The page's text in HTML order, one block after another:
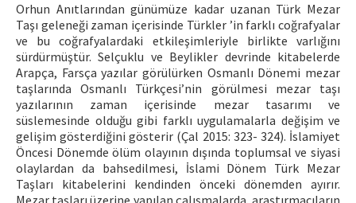
Orhun Anıtlarından günümüze kadar uzanan Türk Mezar
Taşı geleneği zaman içerisinde Türkler ’in farklı coğrafyalar
ve bu coğrafyalardaki etkileşimleriyle birlikte varlığını
sürdürmüştür. Selçuklu ve Beylikler devrinde kitabelerde
Arapça, Farsça yazılar görülürken Osmanlı Dönemi mezar
taşlarında Osmanlı Türkçesi’nin görülmesi mezar taşı
yazılarının zaman içerisinde mezar tasarımı ve
süslemesinde olduğu gibi farklı uygulamalarla değişim ve
gelişim gösterdiğini gösterir (Çal 2015: 323- 324). İslamiyet
Öncesi Dönemde ölüm olayının dışında toplumsal ve siyasi
olaylardan da bahsedilmesi, İslami Dönem Türk Mezar
Taşları kitabelerini kendinden önceki dönemden ayırır.